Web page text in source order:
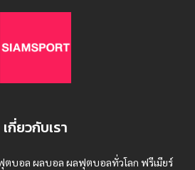
เกี่ยวกับเรา
ตบอล ผลบอล ผลฟุตบอลทั่วโลก ฟรีเมียร์